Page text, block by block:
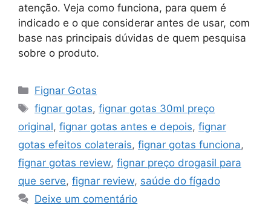
atenção. Veja como funciona, para quem é
indicado e o que considerar antes de usar, com
base nas principais dúvidas de quem pesquisa
sobre o produto.
Categorias
Fignar Gotas
Tags
fignar gotas,fignar gotas 30ml preço
original, fignar gotas antes e depois, fignar
gotas efeitos colaterais, fignar gotas funciona,
fignar gotas review, fignar preço drogasil para
que serve, fignar review, saúde do fígado
Deixe um comentário